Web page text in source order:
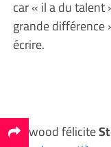
car « il a du talent
grande différence
écrire.
Linwood félicite